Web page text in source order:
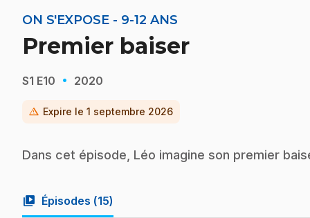
ON S'EXPOSE - 9-12 ANS
Premier baiser
S1 E10 · 2020
warning Expire le 1 septembre 2026
Dans cet épisode, Léo imagine son premier
video_library Épisodes (15)